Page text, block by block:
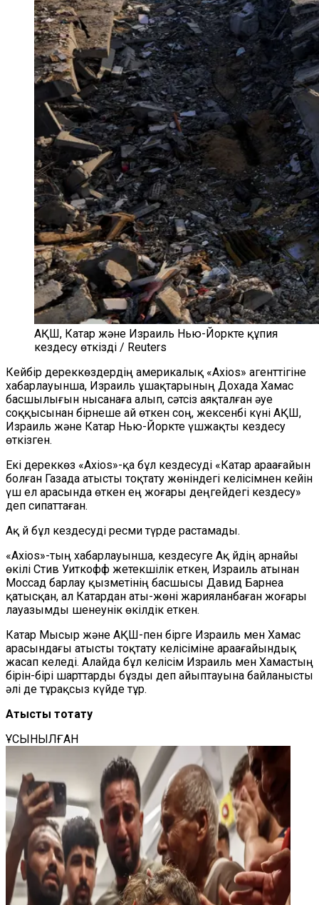
АҚШ, Катар және Израиль Нью-Йоркте құпия
кездесу өткізді / Reuters
Кейбір дереккөздердің америкалық «Axios» агенттігіне
хабарлауынша, Израиль ұшақтарының Дохада Хамас
басшылығын нысанаға алып, сәтсіз аяқталған әуе
соққысынан бірнеше ай өткен соң, жексенбі күні АҚШ,
Израиль және Катар Нью-Йоркте үшжақты кездесу
өткізген.
Екі дереккөз «Axios»-қа бұл кездесуді «Катар араағайын
болған Газада атысты тоқтату жөніндегі келісімнен кейін
үш ел арасында өткен ең жоғары деңгейдегі кездесу»
деп сипаттаған.
Ақ Үй бұл кездесуді ресми түрде растамады.
«Axios»-тың хабарлауынша, кездесуге Ақ Үйдің арнайы
өкілі Стив Уиткофф жетекшілік еткен, Израиль атынан
Моссад барлау қызметінің басшысы Давид Барнеа
қатысқан, ал Катардан аты-жөні жарияланбаған жоғары
лауазымды шенеунік өкілдік еткен.
Катар Мысыр және АҚШ-пен бірге Израиль мен Хамас
арасындағы атысты тоқтату келісіміне араағайындық
жасап келеді. Алайда бұл келісім Израиль мен Хамастың
бірін-бірі шарттарды бұзды деп айыптауына байланысты
әлі де тұрақсыз күйде тұр.
Атысты тоқтату
ҰСЫНЫЛҒАН